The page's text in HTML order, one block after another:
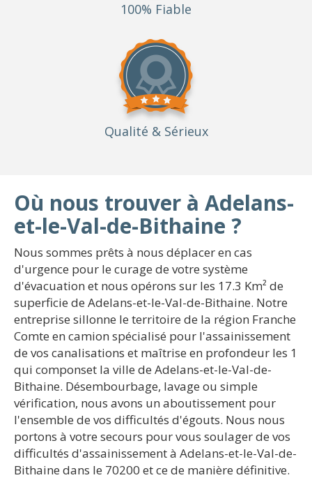
100% Fiable
Qualité & Sérieux
Où nous trouver à Adelans-
et-le-Val-de-Bithaine ?
Nous sommes prêts à nous déplacer en cas
d'urgence pour le curage de votre système
d'évacuation et nous opérons sur les 17.3 Km² de
superficie de Adelans-et-le-Val-de-Bithaine. Notre
entreprise sillonne le territoire de la région Franche
Comte en camion spécialisé pour l'assainissement
de vos canalisations et maîtrise en profondeur les 1
qui componset la ville de Adelans-et-le-Val-de-
Bithaine. Désembourbage, lavage ou simple
vérification, nous avons un aboutissement pour
l'ensemble de vos difficultés d'égouts. Nous nous
portons à votre secours pour vous soulager de vos
difficultés d'assainissement à Adelans-et-le-Val-de-
Bithaine dans le 70200 et ce de manière définitive.